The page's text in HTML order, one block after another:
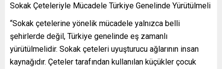
Sokak Çeteleriyle Mücadele Türkiye Genelinde Yürütülmeli
“Sokak çetelerine yönelik mücadele yalnızca belli
şehirlerde değil, Türkiye genelinde eş zamanlı
yürütülmelidir. Sokak çeteleri uyuşturucu ağlarının insan
kaynağıdır. Çeteler tarafından kullanılan küçükler çocuk